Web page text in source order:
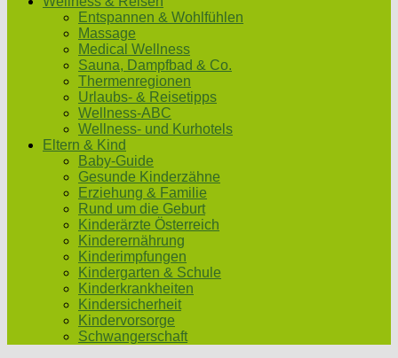
Entspannen & Wohlfühlen
Massage
Medical Wellness
Sauna, Dampfbad & Co.
Thermenregionen
Urlaubs- & Reisetipps
Wellness-ABC
Wellness- und Kurhotels
Eltern & Kind
Baby-Guide
Gesunde Kinderzähne
Erziehung & Familie
Rund um die Geburt
Kinderärzte Österreich
Kinderernährung
Kinderimpfungen
Kindergarten & Schule
Kinderkrankheiten
Kindersicherheit
Kindervorsorge
Schwangerschaft